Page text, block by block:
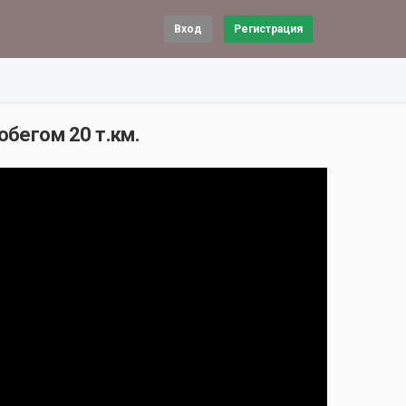
Вход Регистрация
20 т.км.